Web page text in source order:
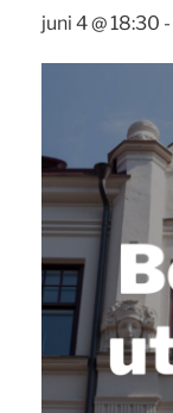
juni 4 @ 18:30 -